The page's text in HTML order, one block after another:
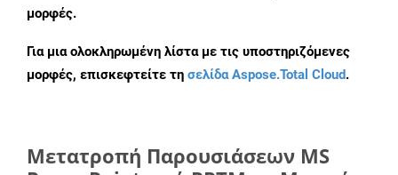
μορφές.
Για μια ολοκληρωμένη λίστα με τις υποστηριζόμενες
μορφές, επισκεφτείτε τη σελίδα Aspose.Total Cloud.
Μετατροπή Παρουσιάσεων MS